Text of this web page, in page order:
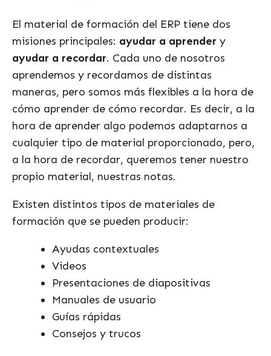
El material de formación del ERP tiene dos
misiones principales: ayudar a aprender y
ayudar a recordar. Cada uno de nosotros
aprendemos y recordamos de distintas
maneras, pero somos más flexibles a la hora de
cómo aprender de cómo recordar. Es decir, a la
hora de aprender algo podemos adaptarnos a
cualquier tipo de material proporcionado, pero,
a la hora de recordar, queremos tener nuestro
propio material, nuestras notas.
Existen distintos tipos de materiales de
formación que se pueden producir:
Ayudas contextuales
Videos
Presentaciones de diapositivas
Manuales de usuario
Guías rápidas
Consejos y trucos